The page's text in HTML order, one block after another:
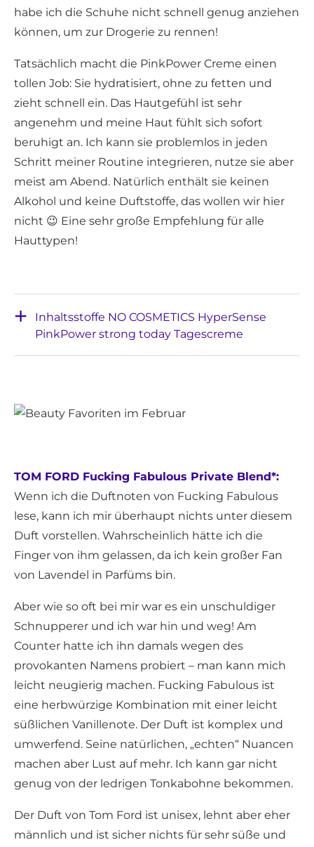
habe ich die Schuhe nicht schnell genug anziehen
können, um zur Drogerie zu rennen!
Tatsächlich macht die PinkPower Creme einen
tollen Job: Sie hydratisiert, ohne zu fetten und
zieht schnell ein. Das Hautgefühl ist sehr
angenehm und meine Haut fühlt sich sofort
beruhigt an. Ich kann sie problemlos in jeden
Schritt meiner Routine integrieren, nutze sie aber
meist am Abend. Natürlich enthält sie keinen
Alkohol und keine Duftstoffe, das wollen wir hier
nicht 😉 Eine sehr große Empfehlung für alle
Hauttypen!
Inhaltsstoffe NO COSMETICS HyperSense
PinkPower strong today Tagescreme
TOM FORD Fucking Fabulous Private Blend*:
Wenn ich die Duftnoten von Fucking Fabulous
lese, kann ich mir überhaupt nichts unter diesem
Duft vorstellen. Wahrscheinlich hätte ich die
Finger von ihm gelassen, da ich kein großer Fan
von Lavendel in Parfüms bin.
Aber wie so oft bei mir war es ein unschuldiger
Schnupperer und ich war hin und weg! Am
Counter hatte ich ihn damals wegen des
provokanten Namens probiert – man kann mich
leicht neugierig machen. Fucking Fabulous ist
eine herbwürzige Kombination mit einer leicht
süßlichen Vanillenote. Der Duft ist komplex und
umwerfend. Seine natürlichen, „echten“ Nuancen
machen aber Lust auf mehr. Ich kann gar nicht
genug von der ledrigen Tonkabohne bekommen.
Der Duft von Tom Ford ist unisex, lehnt aber eher
männlich und ist sicher nichts für sehr süße und